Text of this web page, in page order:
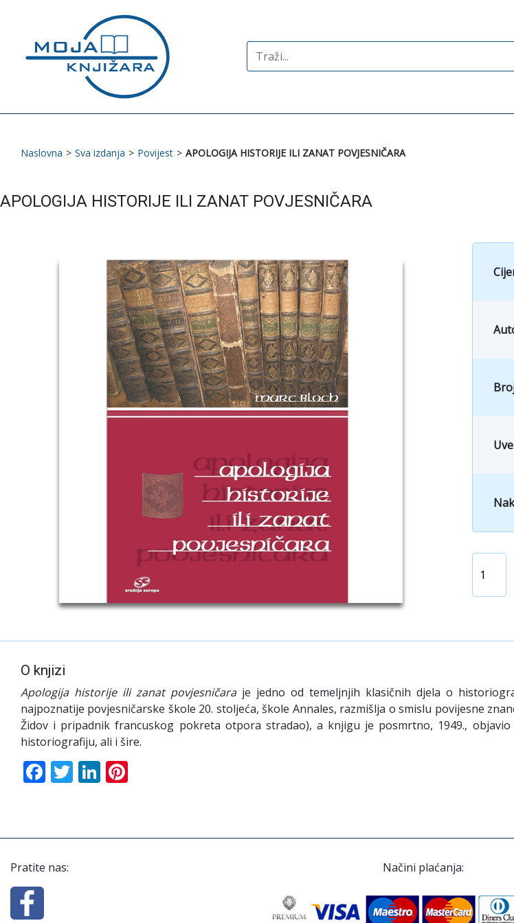
Search
for:
Naslovna > Sva izdanja > Povijest > APOLOGIJA HISTORIJE ILI ZANAT POVJESNIČARA
APOLOGIJA HISTORIJE ILI ZANAT POVJESNIČARA
O knjizi
Apologija historije ili zanat povjesničaraje jedno od temeljnjih klasičnih djela o
najpoznatije povjesničarske škole 20. stoljeća, škole Annales, razmišlja o smislu povijesne
Židov i pripadnik francuskog pokreta otpora stradao), a knjigu je posmrtno, 1949.,
historiografiju, ali i šire.
Facebook
TwitterLinkedIn
Pratite nas: Načini plaćanja: